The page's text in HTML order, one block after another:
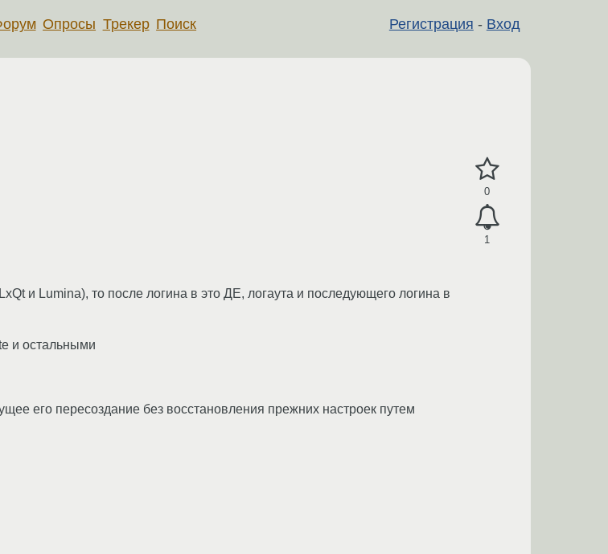
Регистрация - Вход
Опросы Трекер Поиск
0
1
и Lumina), то после логина в это ДЕ, логаута и последующего логина в
и остальными
его пересоздание без восстановления прежних настроек путем